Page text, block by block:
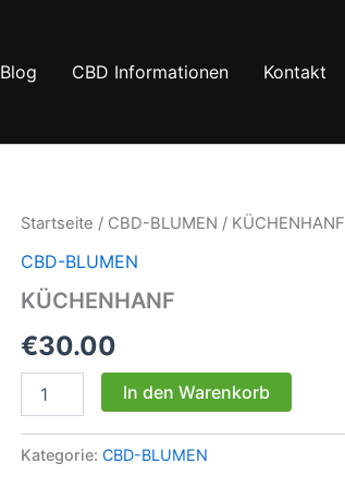
Blog CBD Informationen Kontakt
Startseite / CBD-BLUMEN / KÜCHENHANF
CBD-BLUMEN
KÜCHENHANF
€30.00
KÜCHENHANF
Menge
In den Warenkorb
Kategorie: CBD-BLUMEN